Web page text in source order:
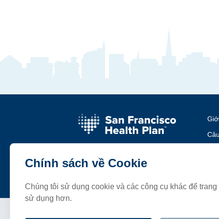
Chính sách về Cookie
Chúng tôi sử dụng cookie và các công cụ khác để
sử dụng hơn.